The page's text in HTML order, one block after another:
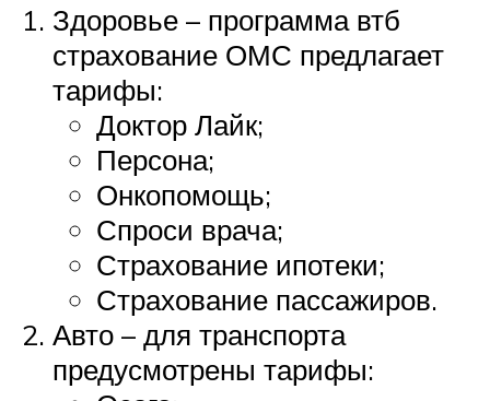
Здоровье – программа втб
страхование ОМС предлагает
тарифы:
Доктор Лайк;
Персона;
Онкопомощь;
Спроси врача;
Страхование ипотеки;
Страхование пассажиров.
Авто – для транспорта
предусмотрены тарифы: